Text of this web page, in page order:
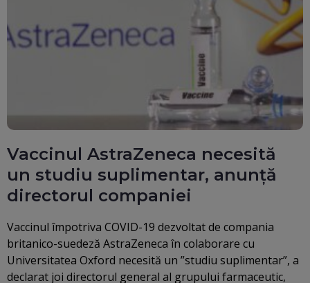
Vaccinul AstraZeneca necesită
un studiu suplimentar, anunță
directorul companiei
Vaccinul împotriva COVID-19 dezvoltat de compania
britanico-suedeză AstraZeneca în colaborare cu
Universitatea Oxford necesită un ”studiu suplimentar”, a
declarat joi directorul general al grupului farmaceutic,